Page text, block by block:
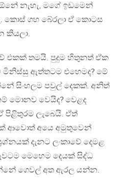
නැහැ, මගේ ඉඩමෙන්
කොස් ගහ බේරලා ඒ කොටස
කියලා.
එකක් තමයි. පුදුම හිතුනත් ඒක
ඇත්තටම එහෙමද? මේ
සිංහලම පවුල් දෙකක්. අනිත්
මොනව වෙයිද? වෙළද
පිළිතුරම ලැබෙයි. ඒත්
ආවොත් අයෙ අමුතුවෙන්
දැනට ලංකාවේ දෙමළ
මෙහෙම දෙයක් සිද්ධ
ගෙවල් අත ඇරල යන්න.